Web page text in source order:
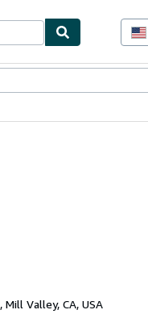
, Mill Valley, CA, USA